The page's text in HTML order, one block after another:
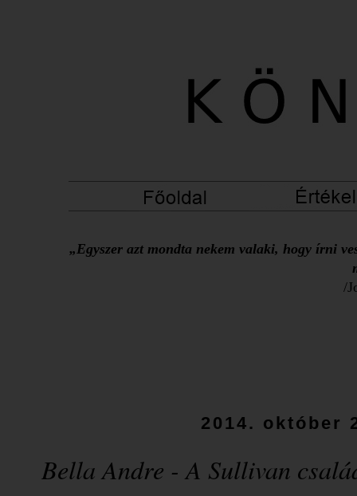
„Egyszer azt mondta nekem valaki, hogy írni
/
2014. október
Bella Andre - A Sullivan